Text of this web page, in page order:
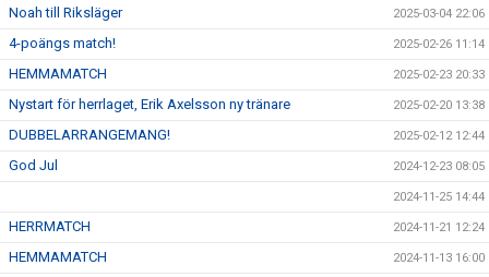
Noah till Riksläger 2025-03-04 22:06
4-poängs match! 2025-02-26 11:14
HEMMAMATCH 2025-02-23 20:33
Nystart för herrlaget, Erik Axelsson ny tränare 2025-02-20 13:38
DUBBELARRANGEMANG! 2025-02-12 12:44
God Jul 2024-12-23 08:05
2024-11-25 14:44
HERRMATCH 2024-11-21 12:24
HEMMAMATCH 2024-11-13 16:00